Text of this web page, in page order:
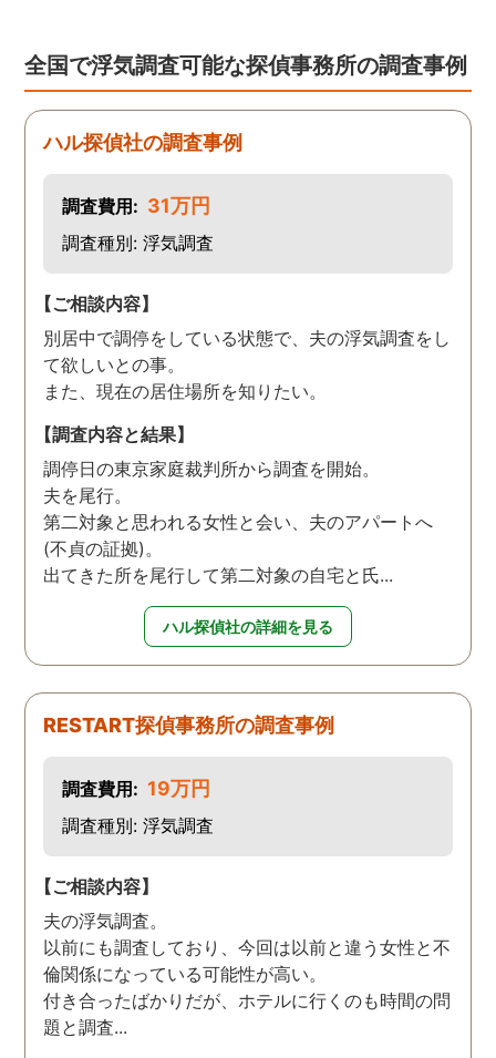
れてますか？」でした。こ
の言葉が印象的で、私は旭
法さんに調査を依頼するこ
とにしました。 旭法さん
にのってくれ、折々に適切
なアドバイスをしてくれま
した。誰にも話せないし相
談もできなかった私を救っ
てくれたのは、紛れもなく
旭法さんです。 調査場所が
旭川市外の時もありました
が、長年の経験とプロの対
応力を持ってして、見事に
証拠を掴んでくれました。
調査内容も料金も納得。何
より、信頼できます。 私
に、一歩踏み出す勇気と戦
う力を与えてくれた旭法さ
んには感謝しています。
全国で浮気調査可能な探偵事務所の調査事例
ハル探偵社の調査事例
調査費用: 31万円
調査種別: 浮気調査
【ご相談内容】
別居中で調停をしている状態で、夫の浮気調査をし
て欲しいとの事。
また、現在の居住場所を知りたい。
【調査内容と結果】
調停日の東京家庭裁判所から調査を開始。
夫を尾行。
第二対象と思われる女性と会い、夫のアパートへ
(不貞の証拠)。
出てきた所を尾行して第二対象の自宅と氏...
ハル探偵社の詳細を見る
RESTART探偵事務所の調査事例
調査費用: 19万円
調査種別: 浮気調査
【ご相談内容】
夫の浮気調査。
以前にも調査しており、今回は以前と違う女性と不
倫関係になっている可能性が高い。
付き合ったばかりだが、ホテルに行くのも時間の問
題と調査...